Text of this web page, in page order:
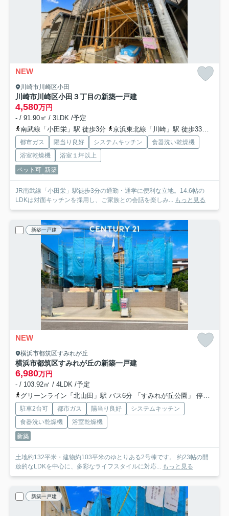
NEW
川崎市川崎区小田
川崎市川崎区小田３丁目の新築一戸建
4,580万円
- / 91.90㎡ / 3LDK /予定
南武線「小田栄」駅 徒歩3分
京浜東北線「川崎」駅 徒歩33分
都市ガス 陽当り良好 システムキッチン
食器洗い乾燥機
浴室乾燥機
浴室１坪以上
ペット可 新築
JR南武線「小田栄」駅徒歩3分の通勤・通学に便利な立地。14.6帖の
LDKは対面キッチンを採用し、ご家族との会話を楽しみ... もっと見る
新築一戸建
NEW
横浜市都筑区すみれが丘
横浜市都筑区すみれが丘の新築一戸建
6,980万円
- / 103.92㎡ / 4LDK /予定
グリーンライン「北山田」駅 バス6分 「すみれが丘公園」 停歩3分
駐車2台可 都市ガス 陽当り良好
システムキッチン
食器洗い乾燥機
浴室乾燥機
新築
土地約132平米・建物約103平米のゆとりある2号棟です。 約23帖の開
放的なLDKを中心に、多彩なライフスタイルに対応... もっと見る
新築一戸建